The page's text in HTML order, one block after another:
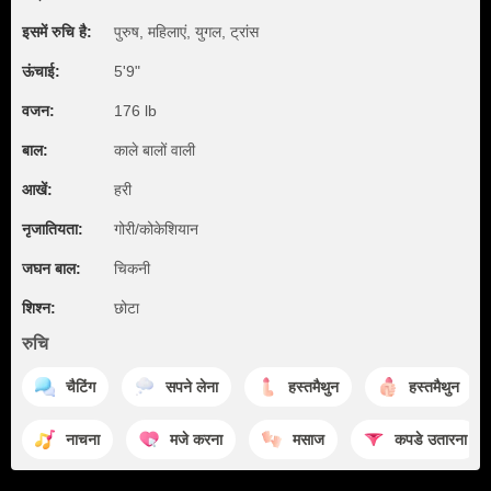
इसमें रुचि है: पुरुष, महिलाएं, युगल, ट्रांस
ऊंचाई: 5'9"
वजन: 176 lb
बाल: काले बालों वाली
आखें: हरी
नृजातियता: गोरी/कोकेशियान
जघन बाल: चिकनी
शिश्न: छोटा
रुचि
चैटिंग सपने लेना हस्तमैथुन हस्तमैथुन
नाचना मजे करना मसाज कपडे उतारना